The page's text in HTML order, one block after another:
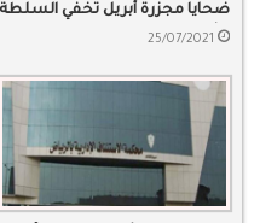
ضحايا مجزرة أبريل تخفي السلطة
جثمانه
25/07/2021